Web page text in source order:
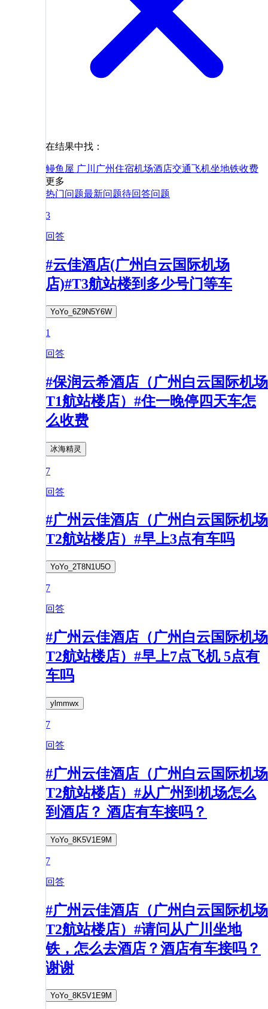
在结果中找：
鳗鱼屋 广川 广州住宿机场酒店交通飞机坐地铁收费
更多
热门问题最新问题待回答问题
3
回答
#云佳酒店(广州白云国际机场
店)#T3航站楼到多少号门等车
YoYo_6Z9N5Y6W
1
回答
#保润云希酒店（广州白云国际机场
T1航站楼店）#住一晚停四天车怎
么收费
冰海精灵
7
回答
#广州云佳酒店（广州白云国际机场
T2航站楼店）#早上3点有车吗
YoYo_2T8N1U5O
7
回答
#广州云佳酒店（广州白云国际机场
T2航站楼店）#早上7点飞机 5点有
车吗
ylmmwx
7
回答
#广州云佳酒店（广州白云国际机场
T2航站楼店）#从广州到机场怎么
到酒店？ 酒店有车接吗？
YoYo_8K5V1E9M
7
回答
#广州云佳酒店（广州白云国际机场
T2航站楼店）#请问从广川坐地
铁，怎么去酒店？酒店有车接吗？
谢谢
YoYo_8K5V1E9M